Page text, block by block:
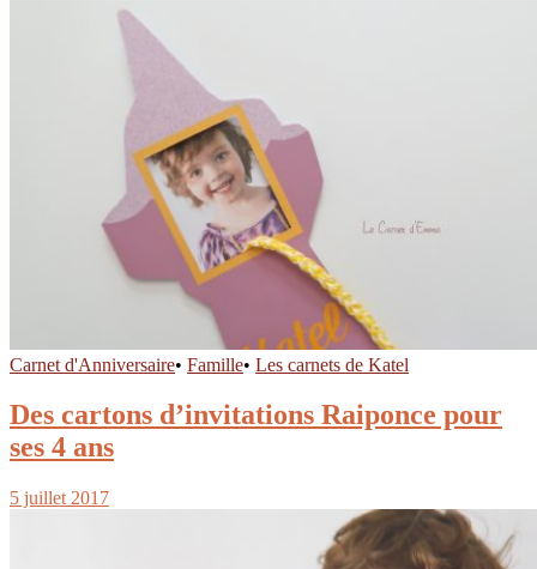
Carnet d'Anniversaire• Famille• Les carnets de Katel
Des cartons d’invitations Raiponce pour
ses 4 ans
5 juillet 2017